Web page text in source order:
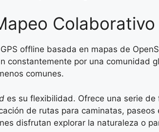
offline basada en mapas de
constantemente por una comunidad
comunes.
es su flexibilidad. Ofrece una serie
de rutas para caminatas,
disfrutan explorar la naturaleza o